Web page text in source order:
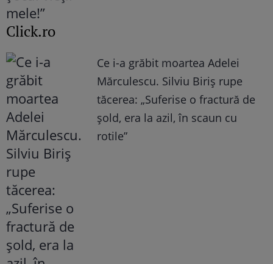
Click.ro
Ce i-a grăbit moartea Adelei
Mărculescu. Silviu Biriș rupe
tăcerea: „Suferise o fractură de
șold, era la azil, în scaun cu
rotile”